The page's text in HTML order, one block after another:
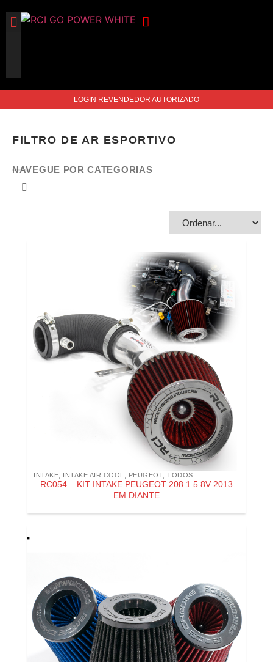
LOGIN REVENDEDOR AUTORIZADO
FILTRO DE AR ESPORTIVO
NAVEGUE POR CATEGORIAS
INTAKE INTAKE AIR COOL PEUGEOT, TODOS
RC054 – KIT INTAKE PEUGEOT 208 1.5 8V 2013
EM DIANTE